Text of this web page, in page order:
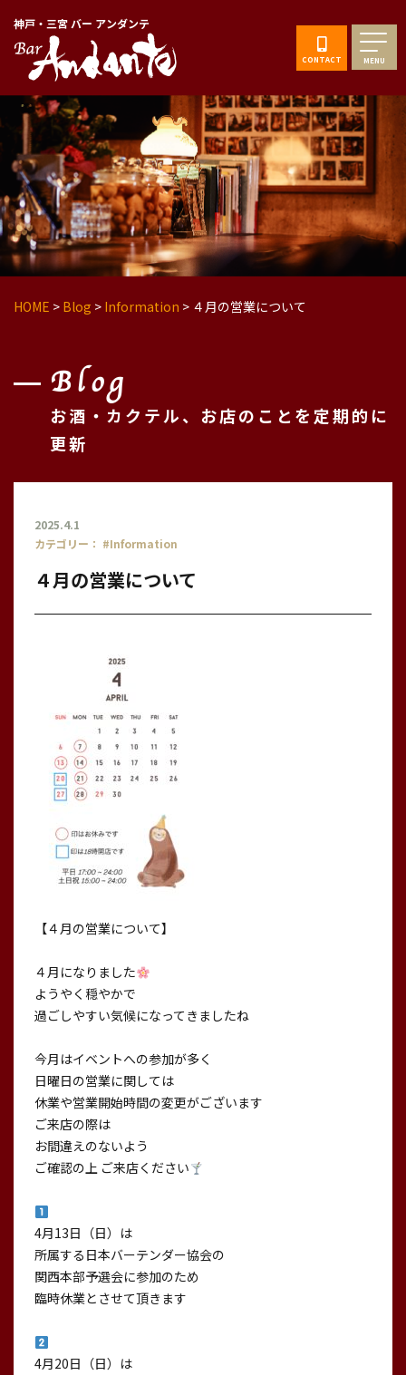
神戸・三宮 バー アンダンテ
CONTACT MENU
HOME > Blog > Information > ４月の営業について
Blog
お酒・カクテル、お店のことを定期的に
更新
2025.4.1
カテゴリー： #Information
４月の営業について
【４月の営業について】
４月になりました
ようやく穏やかで
過ごしやすい気候になってきましたね
今月はイベントへの参加が多く
日曜日の営業に関しては
休業や営業開始時間の変更がございます
ご来店の際は
お間違えのないよう
ご確認の上 ご来店ください
4月13日（日）は
所属する日本バーテンダー協会の
関西本部予選会に参加のため
臨時休業とさせて頂きます
4月20日（日）は